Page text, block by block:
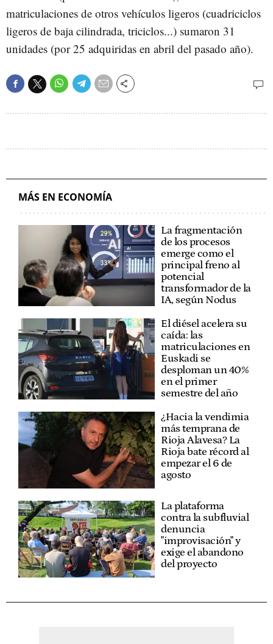
matriculaciones de otros vehículos ligeros (cuadriciclos
ligeros de baja cilindrada, triciclos...) sumaron 31
unidades (por 25 adquiridas en abril del pasado año).
MÁS EN ECONOMÍA
La fragmentación
de los procesos
emerge como el
principal freno al
potencial
transformador de la
IA, según Nodus
El diésel acelera su
caída: las
matriculaciones en
Euskadi se
desploman un 40%
en el primer
semestre del año
¿Hacia la vendimia
más temprana de
Rioja Alavesa? La
Rioja bate récord al
empezar el 6 de
agosto
La plataforma
contra la subfluvial
denuncia
"improvisación" y
exige el abandono
del proyecto